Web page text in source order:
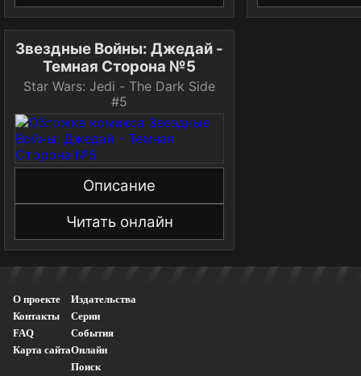
Звездные Войны: Джедай -
Темная Сторона №5
Star Wars: Jedi - The Dark Side
#5
Описание
Читать онлайн
О проекте
Контакты
FAQ
Карта сайта
Издательства
Серии
События
Онлайн
Поиск